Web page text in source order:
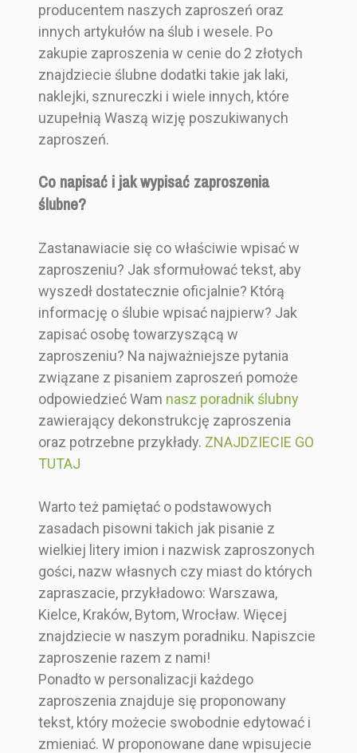
producentem naszych zaproszeń oraz
innych artykułów na ślub i wesele. Po
zakupie zaproszenia w cenie do 2 złotych
znajdziecie ślubne dodatki takie jak laki,
naklejki, sznureczki i wiele innych, które
uzupełnią Waszą wizję poszukiwanych
zaproszeń.
Co napisać i jak wypisać zaproszenia
ślubne?
Zastanawiacie się co właściwie wpisać w
zaproszeniu? Jak sformułować tekst, aby
wyszedł dostatecznie oficjalnie? Którą
informację o ślubie wpisać najpierw? Jak
zapisać osobę towarzyszącą w
zaproszeniu? Na najważniejsze pytania
związane z pisaniem zaproszeń pomoże
odpowiedzieć Wam nasz poradnik ślubny
zawierający dekonstrukcję zaproszenia
oraz potrzebne przykłady. ZNAJDZIECIE GO
TUTAJ
Warto też pamiętać o podstawowych
zasadach pisowni takich jak pisanie z
wielkiej litery imion i nazwisk zaproszonych
gości, nazw własnych czy miast do których
zapraszacie, przykładowo: Warszawa,
Kielce, Kraków, Bytom, Wrocław. Więcej
znajdziecie w naszym poradniku. Napiszcie
zaproszenie razem z nami!
Ponadto w personalizacji każdego
zaproszenia znajduje się proponowany
tekst, który możecie swobodnie edytować i
zmieniać. W proponowane dane wpisujecie